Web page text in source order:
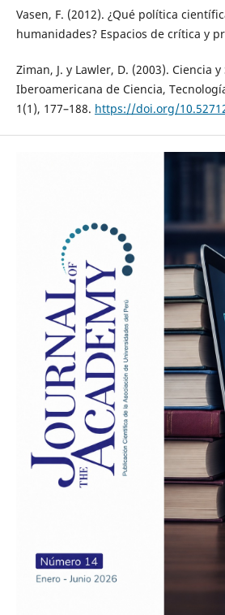
Vasen, F. (2012). ¿Qué política
humanidades? Espacios de crítica y
Ziman, J. y Lawler, D. (2003). Ciencia
Iberoamericana de Ciencia,
1(1), 177–188. https://doi.org/